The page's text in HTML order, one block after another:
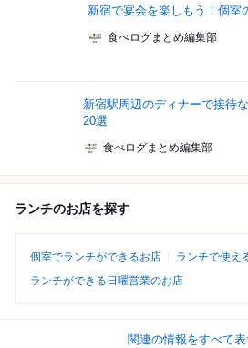
新宿で宴会を楽しもう！個室
食べログまとめ編集部
新宿駅周辺のディナーで接待
20選
食べログまとめ編集部
ランチのお店を探す
個室でランチができるお店
ランチで使え
ランチができる日曜営業のお店
関連の情報をすべて